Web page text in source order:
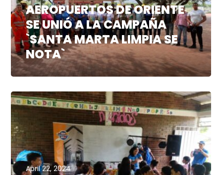
AEROPUERTOS DE ORIENTE
SE UNIÓ A LA CAMPAÑA
`SANTA MARTA LIMPIA SE
NOTA`
April 22, 2024